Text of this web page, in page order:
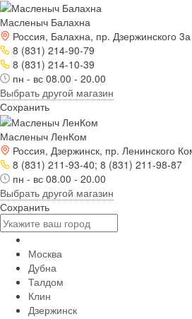
Масленыч Балахна
Россия, Балахна, пр. Дзержинского 3а
8 (831) 214-90-79
8 (831) 214-10-39
пн - вс 08.00 - 20.00
Выбрать другой магазин
Сохранить
Масленыч ЛенКом
Россия, Дзержинск, пр. Ленинского
8 (831) 211-93-40; 8 (831) 211-98-87
пн - вс 08.00 - 20.00
Выбрать другой магазин
Сохранить
Москва
Дубна
Талдом
Клин
Дзержинск